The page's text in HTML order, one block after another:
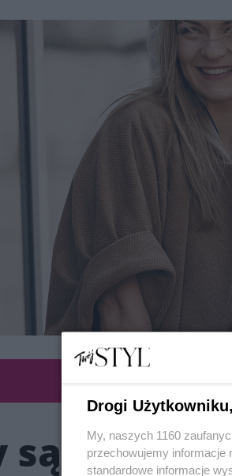
są
Drogi Użytkowniku,
My, naszych 1160
przechowujemy informacje
standardowe informacje